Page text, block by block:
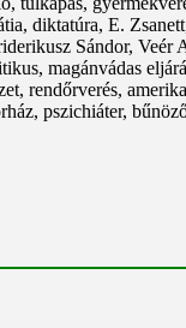
diktatúra, E.
Sándor,
magánvádas
rendőrverés,
pszichiáter,